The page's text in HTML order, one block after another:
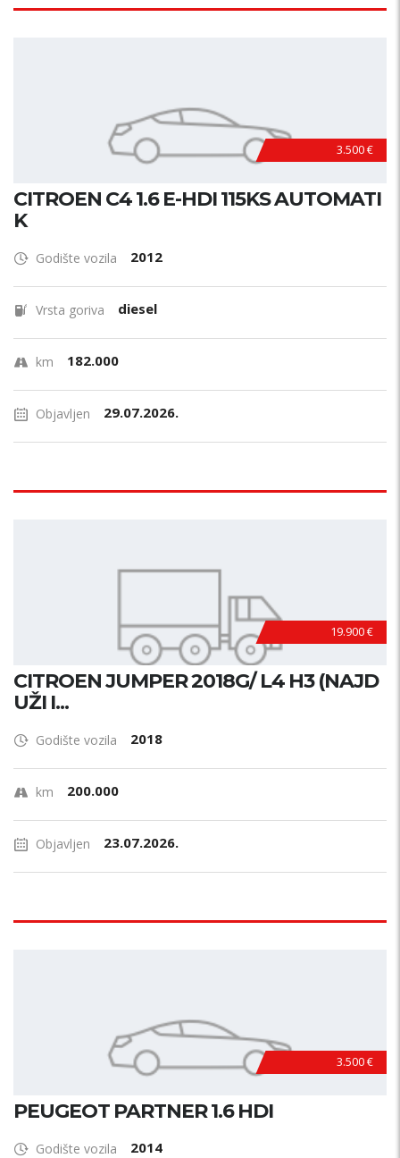
3.500 €
CITROEN C4 1.6 E-HDI 115KS AUTOMATI
K
Godište vozila 2012
Vrsta goriva diesel
km 182.000
Objavljen 29.07.2026.
19.900 €
CITROEN JUMPER 2018G/ L4 H3 (NAJD
UŽI I...
Godište vozila 2018
km 200.000
Objavljen 23.07.2026.
3.500 €
PEUGEOT PARTNER 1.6 HDI
Godište vozila 2014